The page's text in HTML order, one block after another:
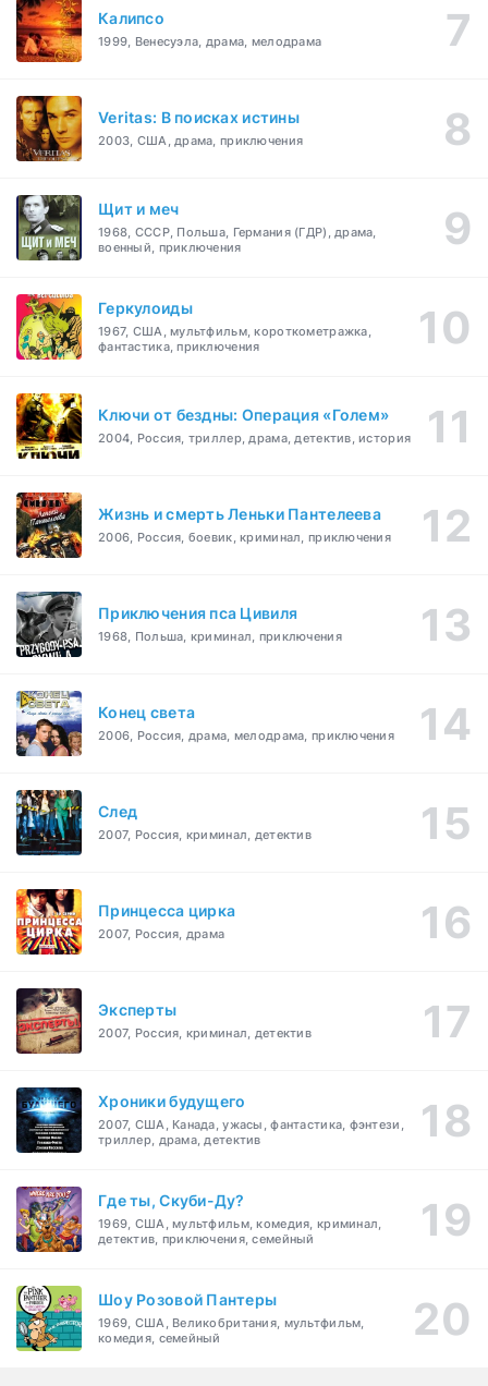
Калипсо
1999, Венесуэла, драма, мелодрама
Veritas: В поисках истины
2003, США, драма, приключения
Щит и меч
1968, СССР, Польша, Германия (ГДР), драма,
военный, приключения
Геркулоиды
1967, США, мультфильм, короткометражка,
фантастика, приключения
Ключи от бездны: Операция «Голем»
2004, Россия, триллер, драма, детектив, история
Жизнь и смерть Леньки Пантелеева
2006, Россия, боевик, криминал, приключения
Приключения пса Цивиля
1968, Польша, криминал, приключения
Конец света
2006, Россия, драма, мелодрама, приключения
След
2007, Россия, криминал, детектив
Принцесса цирка
2007, Россия, драма
Эксперты
2007, Россия, криминал, детектив
Хроники будущего
2007, США, Канада, ужасы, фантастика, фэнтези,
триллер, драма, детектив
Где ты, Скуби-Ду?
1969, США, мультфильм, комедия, криминал,
детектив, приключения, семейный
Шоу Розовой Пантеры
1969, США, Великобритания, мультфильм,
комедия, семейный